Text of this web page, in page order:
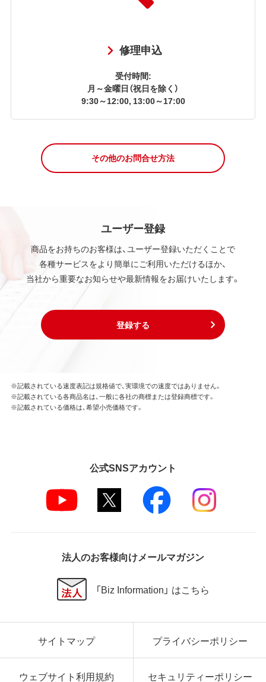
修理申込
受付時間:
月～金曜日（祝日を除く）
9:30～12:00, 13:00～17:00
その他のお問合せ方法
ユーザー登録
商品をお持ちのお客様は、ユーザー登録いただくことで
各種サービスをより簡単にご利用いただけるほか、
当社から重要なお知らせや最新情報をお届けいたします。
登録する
※記載されている速度表記は規格値で、実環境での速度ではありません。
※記載されている各商品名は、一般に各社の商標または登録商標です。
※記載されている価格は、希望小売価格です。
公式SNSアカウント
法人のお客様向けメールマガジン
「Biz Information」 はこちら
サイトマップ プライバシーポリシー
ウェブサイト利用規約 セキュリティーポリシー